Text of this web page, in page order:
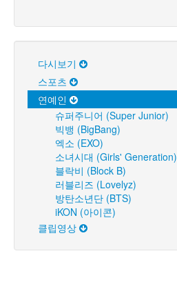
다시보기
스포츠
연예인
슈퍼주니어 (Super Junior)
빅뱅 (BigBang)
엑소 (EXO)
소녀시대 (Girls' Generation)
블락비 (Block B)
러블리즈 (Lovelyz)
방탄소년단 (BTS)
iKON (아이콘)
클립영상